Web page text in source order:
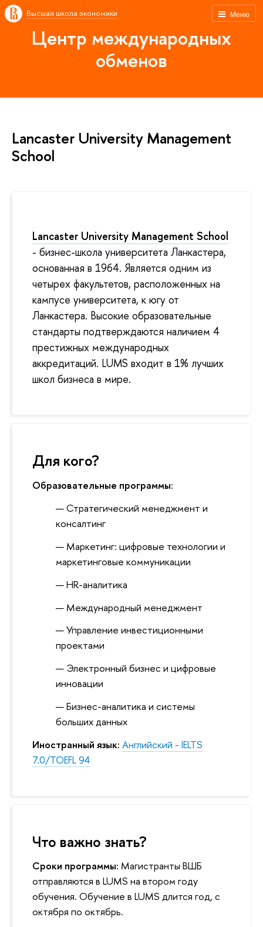
Меню
Высшая школа экономики
Центр международных
обменов
Lancaster University Management
School
Lancaster University Management School
- бизнес-школа университета Ланкастера,
основанная в 1964. Является одним из
четырех факультетов, расположенных на
кампусе университета, к югу от
Ланкастера. Высокие образовательные
стандарты подтверждаются наличием 4
престижных международных
аккредитаций. LUMS входит в 1% лучших
школ бизнеса в мире.
Для кого?
Образовательные программы:
Стратегический менеджмент и
консалтинг
Маркетинг: цифровые технологии и
маркетинговые коммуникации
HR-аналитика
Международный менеджмент
Управление инвестиционными
проектами
Электронный бизнес и цифровые
инновации
Бизнес-аналитика и системы
больших данных
Иностранный язык: Английский - IELTS
7.0/TOEFL 94
Что важно знать?
Сроки программы: Магистранты ВШБ
отправляются в LUMS на втором году
обучения. Обучение в LUMS длится год, с
октября по октябрь.